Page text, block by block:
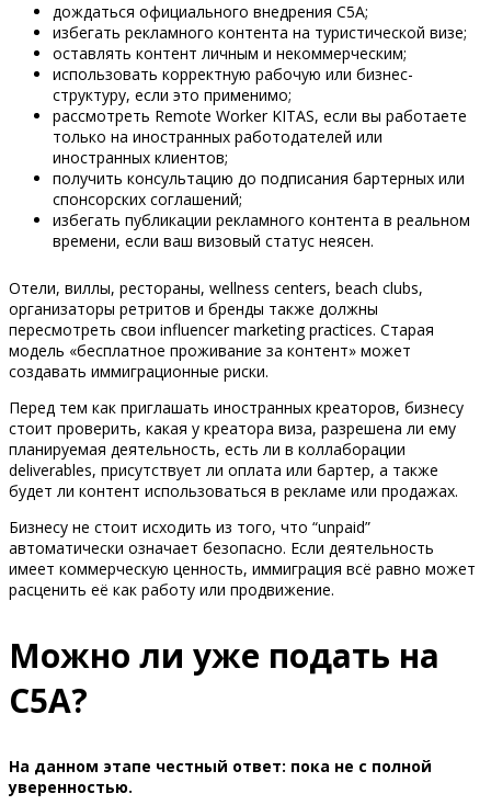
дождаться официального внедрения C5A;
избегать рекламного контента на туристической визе;
оставлять контент личным и некоммерческим;
использовать корректную рабочую или бизнес-
структуру, если это применимо;
рассмотреть Remote Worker KITAS, если вы работаете
только на иностранных работодателей или
иностранных клиентов;
получить консультацию до подписания бартерных или
спонсорских соглашений;
избегать публикации рекламного контента в реальном
времени, если ваш визовый статус неясен.
Отели, виллы, рестораны, wellness centers, beach clubs,
организаторы ретритов и бренды также должны
пересмотреть свои influencer marketing practices. Старая
модель «бесплатное проживание за контент» может
создавать иммиграционные риски.
Перед тем как приглашать иностранных креаторов, бизнесу
стоит проверить, какая у креатора виза, разрешена ли ему
планируемая деятельность, есть ли в коллаборации
deliverables, присутствует ли оплата или бартер, а также
будет ли контент использоваться в рекламе или продажах.
Бизнесу не стоит исходить из того, что “unpaid”
автоматически означает безопасно. Если деятельность
имеет коммерческую ценность, иммиграция всё равно может
расценить её как работу или продвижение.
Можно ли уже подать на
C5A?
На данном этапе честный ответ: пока не с полной
уверенностью.